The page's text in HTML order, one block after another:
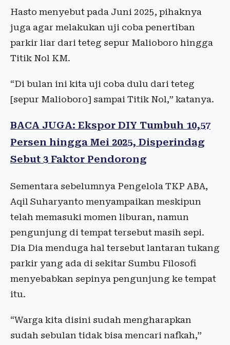
Hasto menyebut pada Juni 2025, pihaknya
juga agar melakukan uji coba penertiban
parkir liar dari teteg sepur Malioboro hingga
Titik Nol KM.
“Di bulan ini kita uji coba dulu dari teteg
[sepur Malioboro] sampai Titik Nol,” katanya.
BACA JUGA: Ekspor DIY Tumbuh 10,57
Persen hingga Mei 2025, Disperindag
Sebut 3 Faktor Pendorong
Sementara sebelumnya Pengelola TKP ABA,
Aqil Suharyanto menyampaikan meskipun
telah memasuki momen liburan, namun
pengunjung di tempat tersebut masih sepi.
Dia Dia menduga hal tersebut lantaran tukang
parkir yang ada di sekitar Sumbu Filosofi
menyebabkan sepinya pengunjung ke tempat
itu.
“Warga kita disini sudah mengharapkan
sudah sebulan tidak bisa mencari nafkah,”